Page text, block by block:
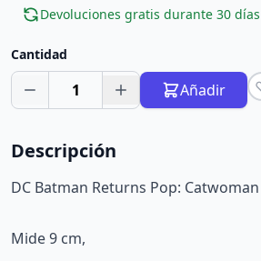
Devoluciones gratis durante 30 días
Cantidad
1 Añadir
Descripción
DC Batman Returns Pop: Catwoman
Mide 9 cm,